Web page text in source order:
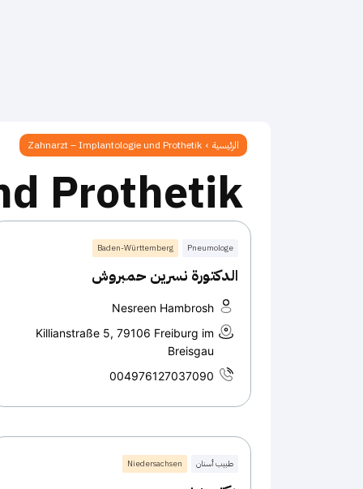
الرئيسية Zahnarzt – Implantologie und Prothetik
Prothetik
Pneumologe
Baden-Württemberg
الدكتورة نسرين حمبروش
Nesreen Hambrosh
Killianstraße 5, 79106 Freiburg im
Breisgau
004976127037090
طبيب أسنان Niedersachsen